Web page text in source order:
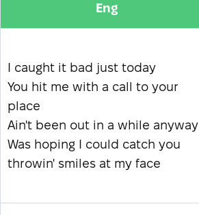
Eng
I caught it bad just today
You hit me with a call to your
place
Ain't been out in a while anyway
Was hoping I could catch you
throwin' smiles at my face